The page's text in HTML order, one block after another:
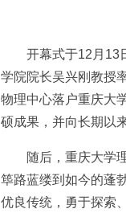
开幕式于12月13
学院院长吴兴刚教授
物理中心落户重庆大
硕成果，并向长期以
随后，重庆大学
筚路蓝缕到如今的蓬
优良传统，勇于探索